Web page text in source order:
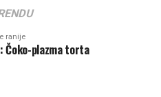
ranije
Čoko-plazma torta